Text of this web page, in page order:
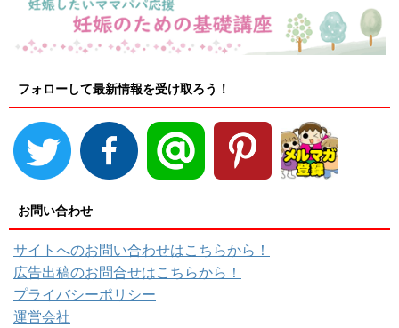
フォローして最新情報を受け取ろう！
お問い合わせ
サイトへのお問い合わせはこちらから！
広告出稿のお問合せはこちらから！
プライバシーポリシー
運営会社